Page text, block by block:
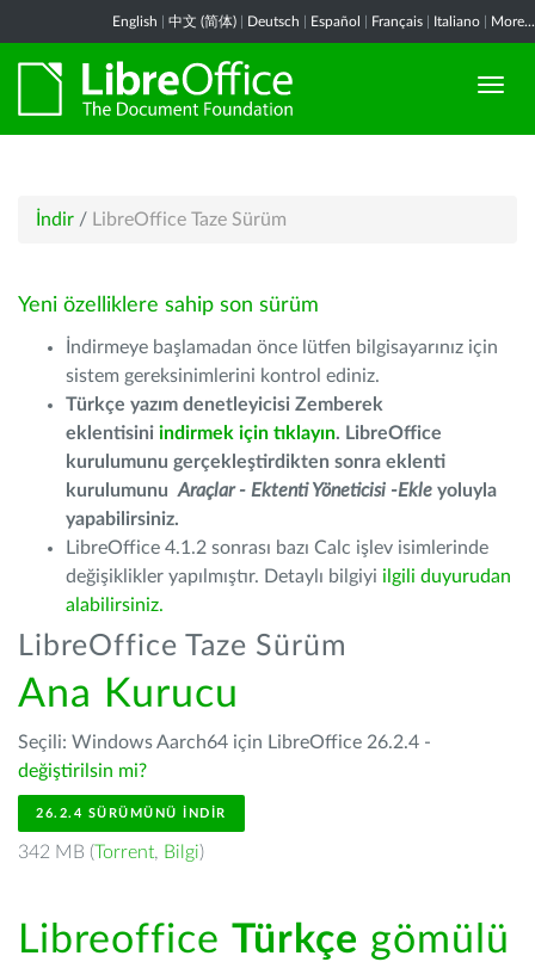
English 中文 (简体) Deutsch Español Français Italiano More...
İndir / LibreOffice Taze Sürüm
Yeni özelliklere sahip son sürüm
İndirmeye başlamadan önce lütfen bilgisayarınız için
sistem gereksinimlerini kontrol ediniz.
Türkçe yazım denetleyicisi Zemberek
eklentisini indirmek için tıklayın. LibreOffice
kurulumunu gerçekleştirdikten sonra eklenti
kurulumunu Araçlar - Ektenti Yöneticisi -Ekle yoluyla
yapabilirsiniz.
LibreOffice 4.1.2 sonrası bazı Calc işlev isimlerinde
değişiklikler yapılmıştır. Detaylı bilgiyi ilgili duyurudan
alabilirsiniz.
LibreOffice Taze Sürüm
Ana Kurucu
Seçili: Windows Aarch64 için LibreOffice 26.2.4 -
değiştirilsin mi?
26.2.4 SÜRÜMÜNÜ İNDIR
342 MB (Torrent, Bilgi)
Libreoffice Türkçe gömülü